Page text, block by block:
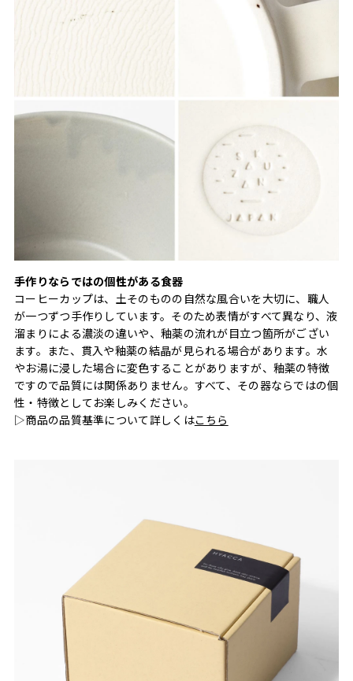
手作りならではの個性がある食器
コーヒーカップは、土そのものの自然な風合いを大切に、職人
が一つずつ手作りしています。そのため表情がすべて異なり、液
溜まりによる濃淡の違いや、釉薬の流れが目立つ箇所がござい
ます。また、貫入や釉薬の結晶が見られる場合があります。水
やお湯に浸した場合に変色することがありますが、釉薬の特徴
ですので品質には関係ありません。すべて、その器ならではの個
性・特徴としてお楽しみください。
▷商品の品質基準について詳しくはこちら